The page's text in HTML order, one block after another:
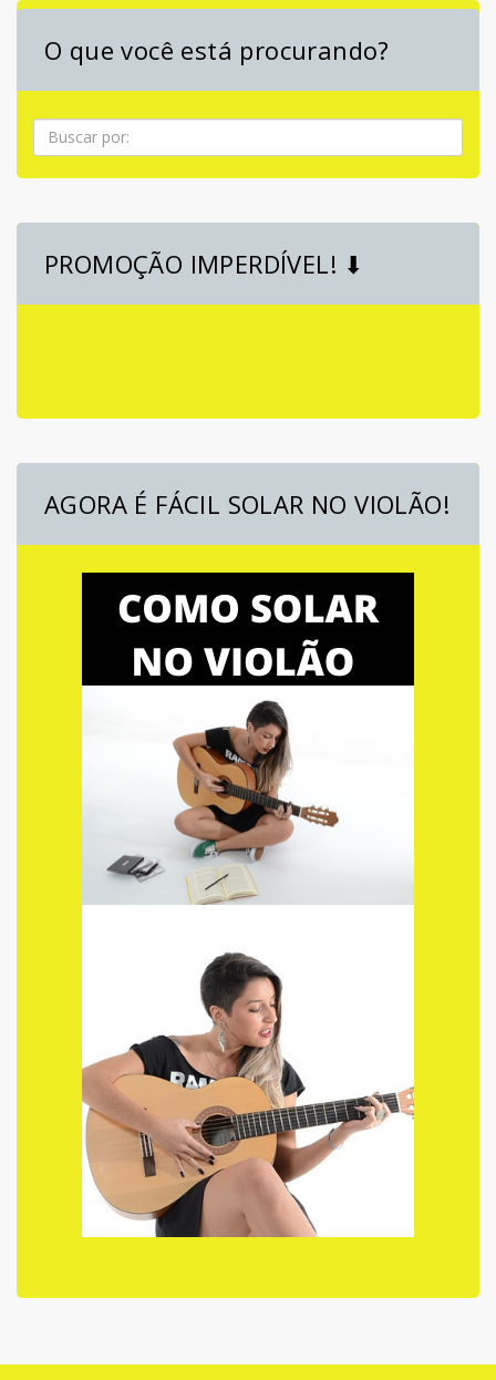
O que você está procurando?
Pesquisa
PROMOÇÃO IMPERDÍVEL! ⬇
AGORA É FÁCIL SOLAR NO VIOLÃO!